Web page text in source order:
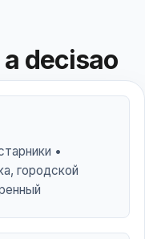
decisao
•
городской